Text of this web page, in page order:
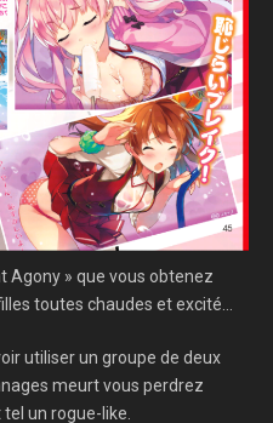
Agony » que vous obtenez
toutes chaudes et excité…
utiliser un groupe de deux
meurt vous perdrez
un rogue-like.